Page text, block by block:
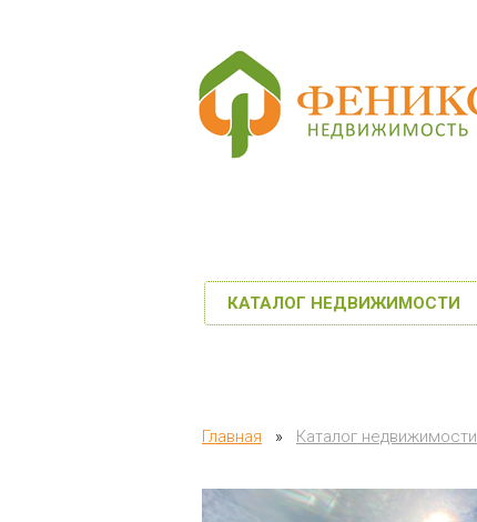
КАТАЛОГ НЕДВИЖИМОСТИ
Главная » Каталог недвижимости